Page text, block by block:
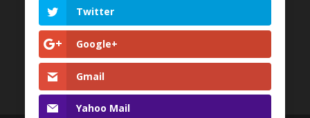
MUZEUL NAȚIONAL AL BUCOVINEI
FESTIVALUL INTERNAȚIONAL CIPRIAN
PORUMBESCU
Twitter
Google+
Gmail
Yahoo Mail